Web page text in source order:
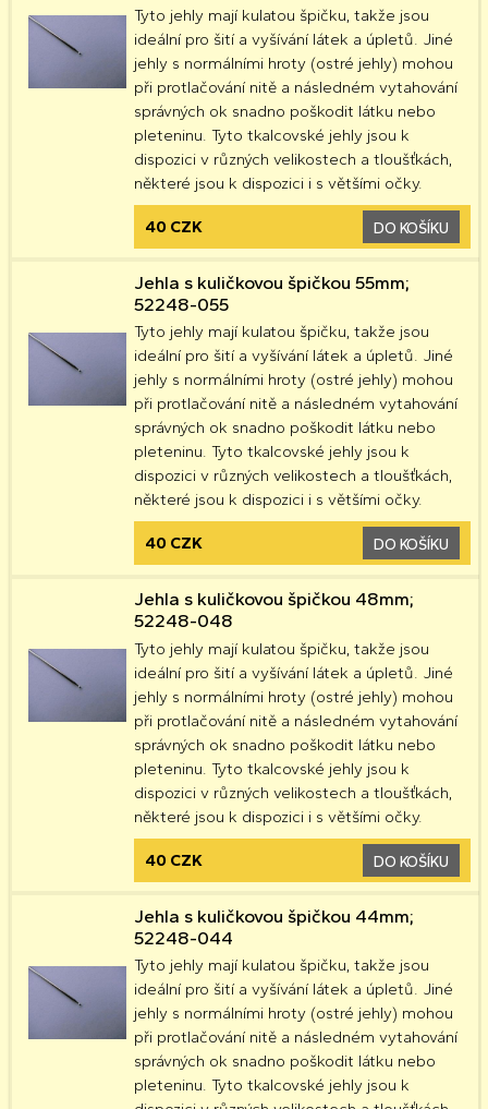
Tyto jehly mají kulatou špičku, takže jsou
ideální pro šití a vyšívání látek a úpletů. Jiné
jehly s normálními hroty (ostré jehly) mohou
při protlačování nitě a následném vytahování
správných ok snadno poškodit látku nebo
pleteninu. Tyto tkalcovské jehly jsou k
dispozici v různých velikostech a tloušťkách,
některé jsou k dispozici i s většími očky.
40 CZK DO KOŠÍKU
Jehla s kuličkovou špičkou 55mm;
52248-055
Tyto jehly mají kulatou špičku, takže jsou
ideální pro šití a vyšívání látek a úpletů. Jiné
jehly s normálními hroty (ostré jehly) mohou
při protlačování nitě a následném vytahování
správných ok snadno poškodit látku nebo
pleteninu. Tyto tkalcovské jehly jsou k
dispozici v různých velikostech a tloušťkách,
některé jsou k dispozici i s většími očky.
40 CZK DO KOŠÍKU
Jehla s kuličkovou špičkou 48mm;
52248-048
Tyto jehly mají kulatou špičku, takže jsou
ideální pro šití a vyšívání látek a úpletů. Jiné
jehly s normálními hroty (ostré jehly) mohou
při protlačování nitě a následném vytahování
správných ok snadno poškodit látku nebo
pleteninu. Tyto tkalcovské jehly jsou k
dispozici v různých velikostech a tloušťkách,
některé jsou k dispozici i s většími očky.
40 CZK DO KOŠÍKU
Jehla s kuličkovou špičkou 44mm;
52248-044
Tyto jehly mají kulatou špičku, takže jsou
ideální pro šití a vyšívání látek a úpletů. Jiné
jehly s normálními hroty (ostré jehly) mohou
při protlačování nitě a následném vytahování
správných ok snadno poškodit látku nebo
pleteninu. Tyto tkalcovské jehly jsou k